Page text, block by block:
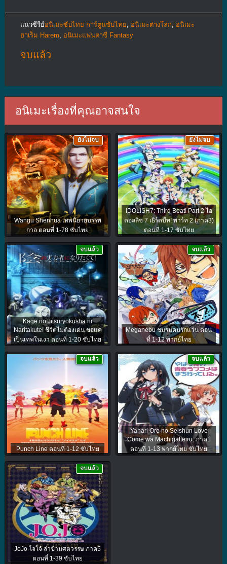
แนวซีรีย์อนิเมะซับไทย การ์ตูนซับไทย อนิเมะต่างโลก
อนิเมะ
ฮาเร็ม Harem
อนิเมะแฟนตาซี Fantasy
จบแล้ว
อนิเมะเรื่องที่คุณอาจสนใจ
Wangu Shenhua เทพนิยายบรรพ
กาล ตอนที่ 1-78 ซับไทย
ยังไม่จบ
IDOLiSH7: Third Beat! Part 2 ไอ
ดอลลิช 7 เธิร์ดบีท! พาร์ท 2 (ภาค3)
ตอนที่ 1-17 ซับไทย
ยังไม่จบ
Kage no Jitsuryokusha ni
Naritakute! ชีวิตไม่ต้องเด่น ขอแค่
เป็นเทพในเงา ตอนที่ 1-20 ซับไทย
จบแล้ว
Meganebu ชมรมคนรักแว่น ตอน
ที่ 1-12 พากย์ไทย
จบแล้ว
Punch Line ตอนที่ 1-12 ซับไทย
จบแล้ว
Yahari Ore no Seishun Love
Come wa Machigatteiru. ภาค1
ตอนที่ 1-13 พากย์ไทย ซับไทย
จบแล้ว
JoJo โจโจ้ ล่าข้ามศตวรรษ ภาค5
ตอนที่ 1-39 ซับไทย
จบแล้ว